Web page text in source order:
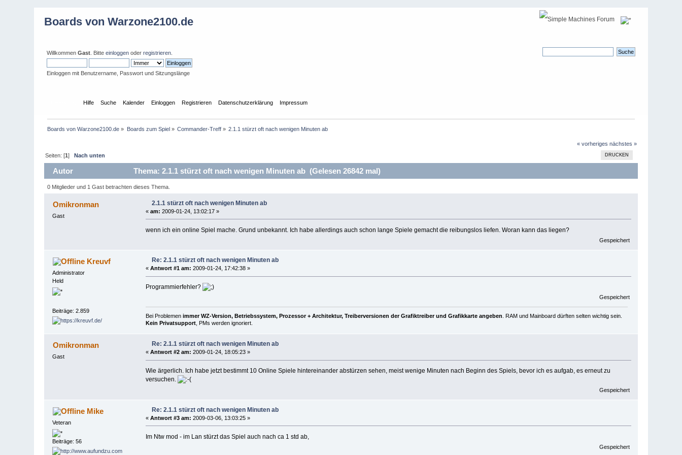
Boards von Warzone2100.de
WillkommenGast . Bitteeinloggen oderregistrieren
Einloggen mit Benutzername, Passwort und Sitzungslänge
Hilfe Suche Kalender Einloggen Registrieren Datenschutzerklärung Impressum
Boards von Warzone2100.de » Boards zum Spiel» Commander-Treff » 2.1.1 stürzt oft nach wenigen Minuten ab
« vorheriges nächstes »
DRUCKEN
Seiten: [1]Nach unten
Autor Thema: 2.1.1 stürzt oft nach wenigen Minuten ab (Gelesen 26842 mal)
0 Mitglieder und 1 Gast betrachten dieses Thema.
Omikronman
Gast
2.1.1 stürzt oft nach wenigen Minuten ab
« am: 2009-01-24, 13:02:17 »
wenn ich ein online Spiel mache. Grund unbekannt. Ich habe allerdings auch schon lange Spiele gemacht die reibungslos liefen. Woran kann das liegen?
Gespeichert
Kreuvf
Administrator
Held
Beiträge: 2.859
Re: 2.1.1 stürzt oft nach wenigen Minuten ab
« Antwort #1 am: 2009-01-24, 17:42:38 »
Programmierfehler?
Gespeichert
Bei Problemen immer WZ-Version, Betriebssystem, Prozessor + Architektur, Treiberversionen der Grafiktreiber und Grafikkarte angeben. RAM und Mainboard dürften selten wichtig sein.
Kein Privatsupport, PMs werden ignoriert.
Omikronman
Gast
Re: 2.1.1 stürzt oft nach wenigen Minuten ab
« Antwort #2 am: 2009-01-24, 18:05:23 »
Wie ärgerlich. Ich habe jetzt bestimmt 10 Online Spiele hintereinander abstürzen sehen, meist wenige Minuten nach Beginn des Spiels, bevor ich es aufgab, es erneut zu
versuchen.
Gespeichert
Mike
Veteran
Beiträge: 56
Re: 2.1.1 stürzt oft nach wenigen Minuten ab
« Antwort #3 am: 2009-03-06, 13:03:25 »
Im Ntw mod - im Lan stürzt das Spiel auch nach ca 1 std ab,
Gespeichert